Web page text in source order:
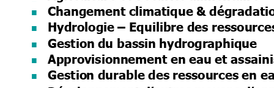
Changement climatique &
Hydrologie – Equilibre des
Gestion du bassin hydrographique
Approvisionnement en eau et
Gestion durable des ressources en